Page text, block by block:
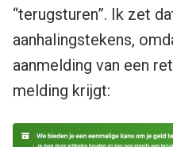
“terugsturen”. Ik zet
aanhalingstekens,
aanmelding van een
melding krijgt: